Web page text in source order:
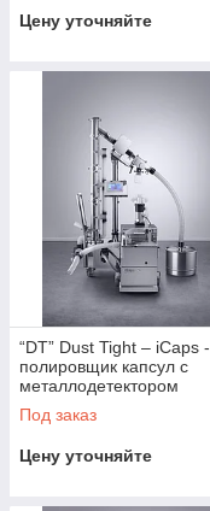
Цену уточняйте
“DT” Dust Tight – iCaps -
полировщик капсул с
металлодетектором
Под заказ
Цену уточняйте